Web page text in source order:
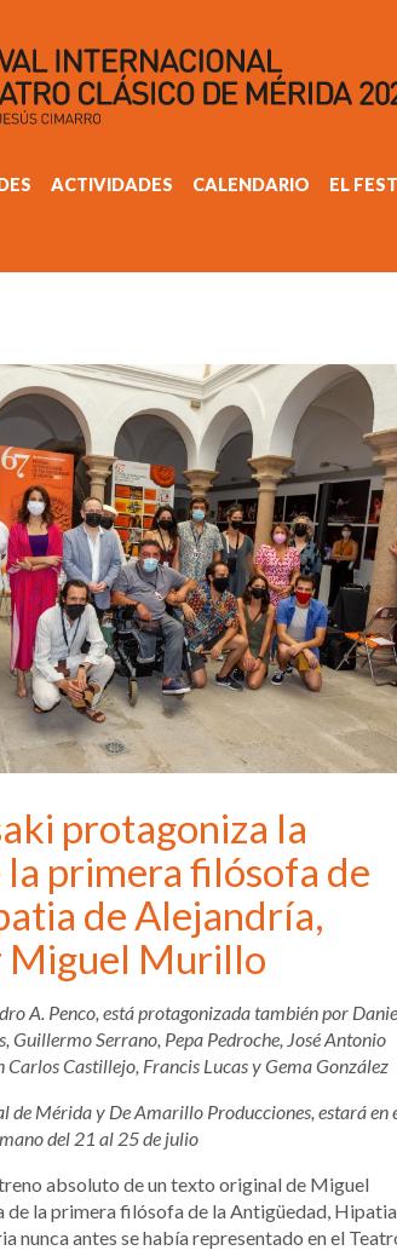
ACTIVIDADES CALENDARIO EL
protagoniza la
primera filósofa de
de Alejandría,
Miguel Murillo
A. Penco, está protagonizada también por
Guillermo Serrano, Pepa Pedroche, José Antonio
Carlos Castillejo, Francis Lucas y Gema González
de Mérida y De Amarillo Producciones, estará en
del 21 al 25 de julio
absoluto de un texto original de Miguel
la primera filósofa de la Antigüedad,
nunca antes se había representado en el